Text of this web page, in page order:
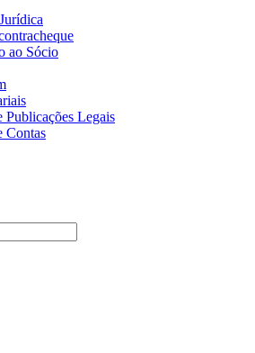
ao Sócio
Publicações Legais
Contas